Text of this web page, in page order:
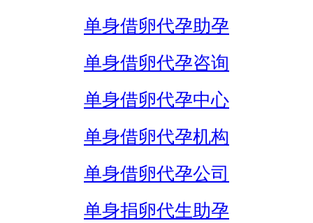
单身借卵代孕助孕
单身借卵代孕咨询
单身借卵代孕中心
单身借卵代孕机构
单身借卵代孕公司
单身捐卵代生助孕